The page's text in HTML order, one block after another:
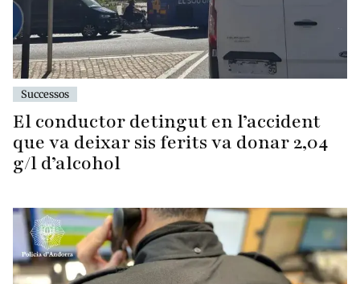
Successos
El conductor detingut en l’accident
que va deixar sis ferits va donar 2,04
g/l d’alcohol